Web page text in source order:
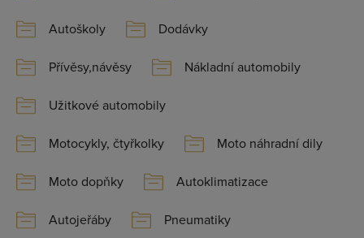
Autoškoly Dodávky
Přívěsy,návěsy Nákladní automobily
Užitkové automobily
Motocykly, čtyřkolky Moto náhradní dily
Moto dopňky Autoklimatizace
Autojeřáby Pneumatiky